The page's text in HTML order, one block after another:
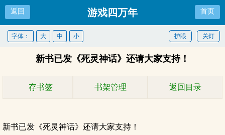
返回 游戏四万年 首页
关灯
护眼
字体： 大 中 小
新书已发《死灵神话》还请大家支持！
存书签 书架管理 返回目录
新书已发《死灵神话》还请大家支持！